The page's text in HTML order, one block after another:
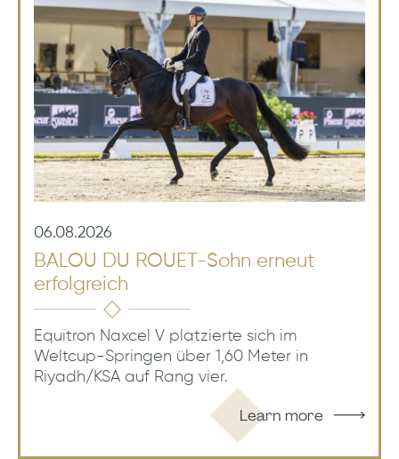
06.08.2026
BALOU DU ROUET-Sohn erneut
erfolgreich
Equitron Naxcel V platzierte sich im
Weltcup-Springen über 1,60 Meter in
Riyadh/KSA auf Rang vier.
Learn more